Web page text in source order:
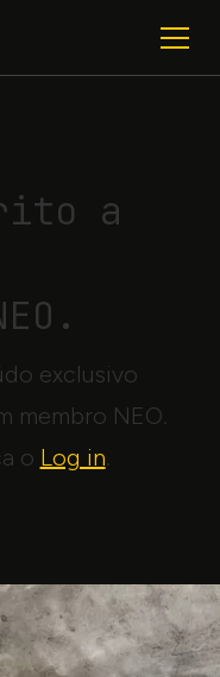
a
exclusivo
membro NEO.
o Log in.